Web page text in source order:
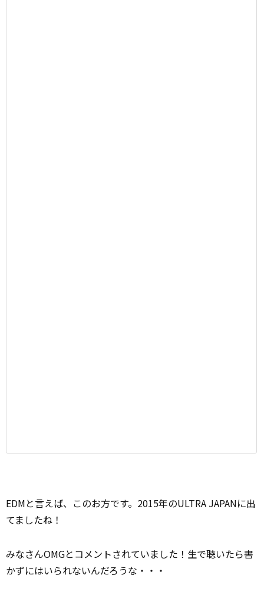
EDMと言えば、このお方です。2015年のULTRA JAPANに出
てましたね！
みなさんOMGとコメントされていました！生で聴いたら書
かずにはいられないんだろうな・・・